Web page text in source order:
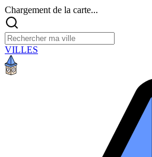
Chargement de la carte...
VILLES